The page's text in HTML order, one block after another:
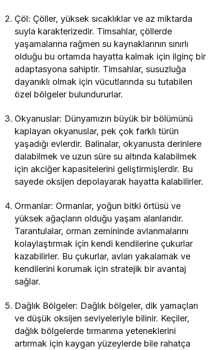
Çöl: Çöller, yüksek sıcaklıklar ve az miktarda
suyla karakterizedir. Timsahlar, çöllerde
yaşamalarına rağmen su kaynaklarının sınırlı
olduğu bu ortamda hayatta kalmak için ilginç bir
adaptasyona sahiptir. Timsahlar, susuzluğa
dayanıklı olmak için vücutlarında su tutabilen
özel bölgeler bulundururlar.
Okyanuslar: Dünyamızın büyük bir bölümünü
kaplayan okyanuslar, pek çok farklı türün
yaşadığı evlerdir. Balinalar, okyanusta derinlere
dalabilmek ve uzun süre su altında kalabilmek
için akciğer kapasitelerini geliştirmişlerdir. Bu
sayede oksijen depolayarak hayatta kalabilirler.
Ormanlar: Ormanlar, yoğun bitki örtüsü ve
yüksek ağaçların olduğu yaşam alanlarıdır.
Tarantulalar, orman zemininde avlanmalarını
kolaylaştırmak için kendi kendilerine çukurlar
kazabilirler. Bu çukurlar, avları yakalamak ve
kendilerini korumak için stratejik bir avantaj
sağlar.
Dağlık Bölgeler: Dağlık bölgeler, dik yamaçları
ve düşük oksijen seviyeleriyle bilinir. Keçiler,
dağlık bölgelerde tırmanma yeteneklerini
artırmak için kaygan yüzeylerde bile rahatça